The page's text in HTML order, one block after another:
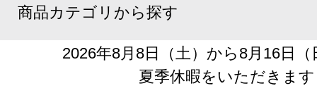
商品カテゴリから探す
2026年8月8日（土）から8月16日
夏季休暇をいただきます